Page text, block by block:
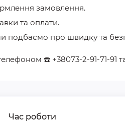
замовлення.
та оплати.
подбаємо про швидку та
☎️ +38073-2-91-71-91
Час роботи